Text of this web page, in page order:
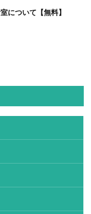
について【無料】